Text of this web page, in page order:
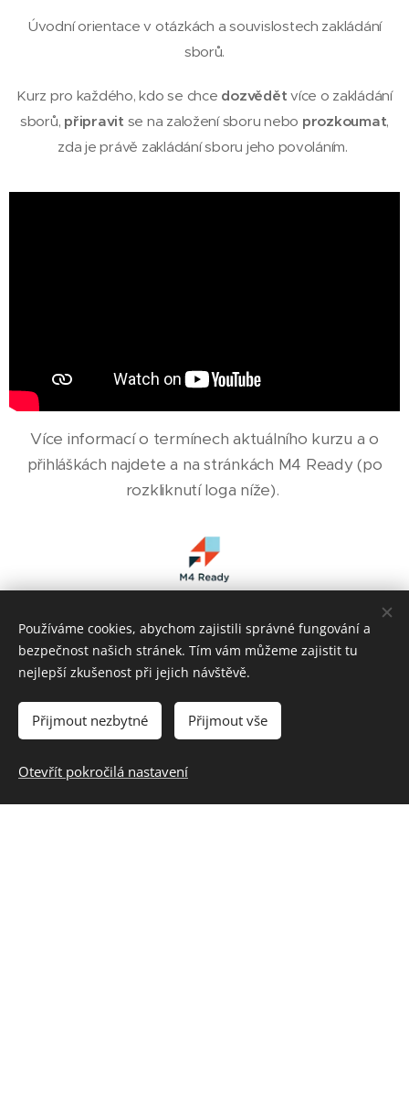
Úvodní orientace v otázkách a souvislostech zakládání
sborů.
Kurz pro každého, kdo se chce dozvědět více o zakládání
sborů, připravit se na založení sboru nebo prozkoumat,
zda je právě zakládání sboru jeho povoláním.
Více informací o termínech aktuálního kurzu a o
přihláškách najdete a na stránkách M4 Ready (po
rozkliknutí loga níže).
Moduly kurzu M4 Ready
Používáme cookies, abychom zajistili správné fungování a
bezpečnost našich stránek. Tím vám můžeme zajistit tu
nejlepší zkušenost při jejich návštěvě.
Přijmout nezbytné Přijmout vše
Otevřít pokročilá nastavení